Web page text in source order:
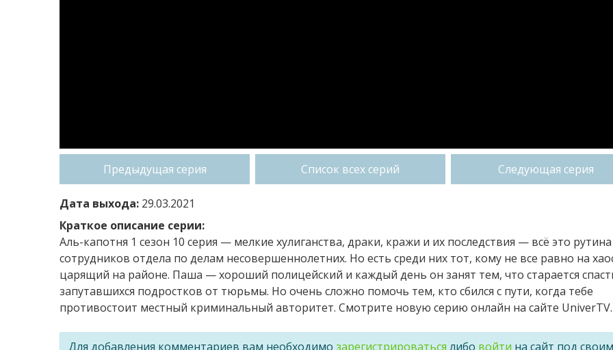
Предыдущая серия Список всех серий Следующая серия
Дата выхода: 29.03.2021
Краткое описание серии:
Аль-капотня 1 сезон 10 серия — мелкие хулиганства, драки, кражи и их последствия — всё это
сотрудников отдела по делам несовершеннолетних. Но есть среди них тот, кому не все равно на
царящий на районе. Паша — хороший полицейский и каждый день он занят тем, что старается
запутавшихся подростков от тюрьмы. Но очень сложно помочь тем, кто сбился с пути, когда тебе
противостоит местный криминальный авторитет. Смотрите новую серию онлайн на сайте UniverTV.
Для добавления комментариев вам необходимо зарегистрироваться либо войти на сайт под своим